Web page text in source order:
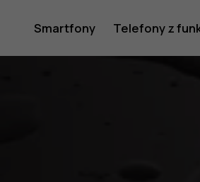
Smartfony Telefony z
Moje konto